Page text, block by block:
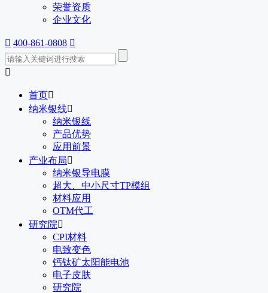
荣誉资质
企业文化
 400-861-0808 

首页
纳米银线
纳米银线
产品优势
应用前景
产业布局
纳米银导电膜
超大、中小尺寸TP模组
材料应用
OTM代工
研究院
CPI材料
电致变色
钙钛矿太阳能电池
电子皮肤
研究院